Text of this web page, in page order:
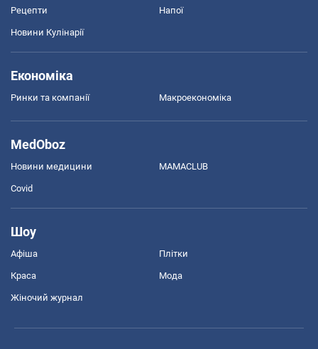
Рецепти Напої
Новини Кулінарії
Економіка
Ринки та компанії Макроекономіка
MedOboz
Новини медицини MAMACLUB
Covid
Шоу
Афіша Плітки
Краса Мода
Жіночий журнал